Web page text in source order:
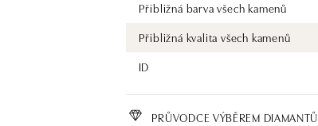
Přibližná barva všech kamenů
Přibližná kvalita všech kamenů
ID
PRŮVODCE VÝBĚREM DIAMANTŮ